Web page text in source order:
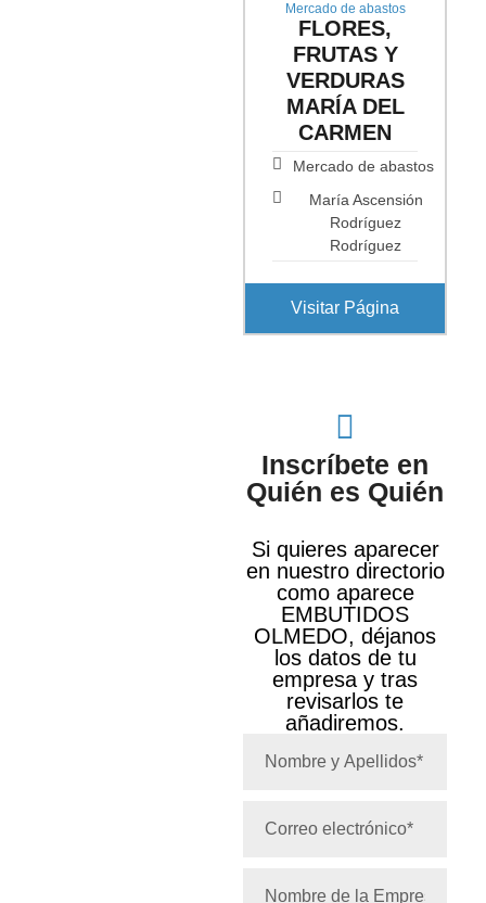
Mercado de abastos
FLORES,
FRUTAS Y
VERDURAS
MARÍA DEL
CARMEN
Mercado de abastos
María Ascensión
Rodríguez
Rodríguez
Visitar Página
Inscríbete en
Quién es Quién
Si quieres aparecer
en nuestro directorio
como aparece
EMBUTIDOS
OLMEDO, déjanos
los datos de tu
empresa y tras
revisarlos te
añadiremos.